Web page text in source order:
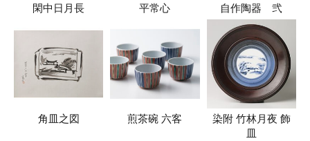
閑中日月長 平常心 自作陶器 弐
角皿之図 煎茶碗 六客
染附 竹林月夜 飾
皿